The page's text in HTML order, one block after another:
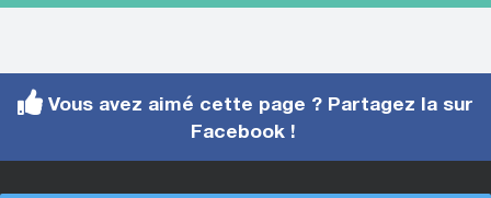
Vous avez aimé cette page ? Partagez la sur
Facebook !